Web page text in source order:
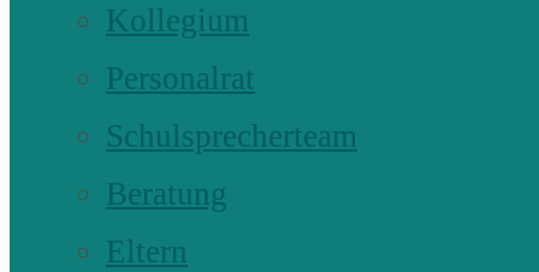
Kollegium
Personalrat
Schulsprecherteam
Beratung
Eltern